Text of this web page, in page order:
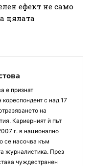
ефект не само
цялата
е признат
с над 17
на
Кариерният ѝ път
г. в национално
се насочва към
журналистика. През
чуждестранен